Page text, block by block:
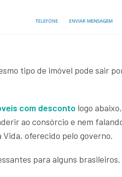
tipo de imóvel pode sair
com desconto logo abaixo,
ao consórcio e nem
Vida, oferecido pelo governo.
para alguns brasileiros.